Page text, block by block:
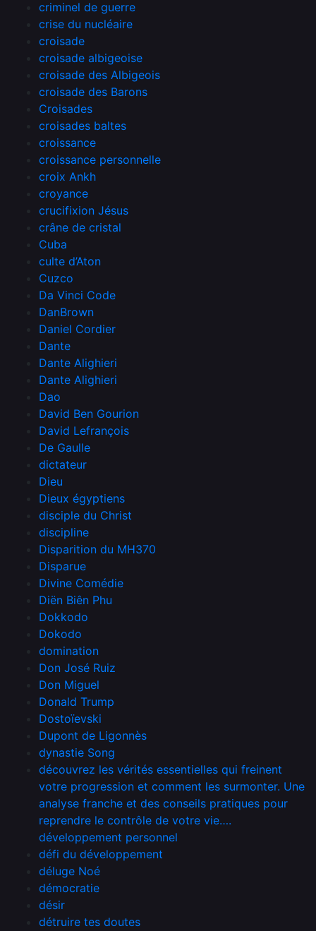
criminel de guerre
crise du nucléaire
croisade
croisade albigeoise
croisade des Albigeois
croisade des Barons
Croisades
croisades baltes
croissance
croissance personnelle
croix Ankh
croyance
crucifixion Jésus
crâne de cristal
Cuba
culte d’Aton
Cuzco
Da Vinci Code
DanBrown
Daniel Cordier
Dante
Dante Alighieri
Dante Alighieri
Dao
David Ben Gourion
David Lefrançois
De Gaulle
dictateur
Dieu
Dieux égyptiens
disciple du Christ
discipline
Disparition du MH370
Disparue
Divine Comédie
Diën Biên Phu
Dokkodo
Dokodo
domination
Don José Ruiz
Don Miguel
Donald Trump
Dostoïevski
Dupont de Ligonnès
dynastie Song
découvrez les vérités essentielles qui freinent
votre progression et comment les surmonter. Une
analyse franche et des conseils pratiques pour
reprendre le contrôle de votre vie….
développement personnel
défi du développement
déluge Noé
démocratie
désir
détruire tes doutes